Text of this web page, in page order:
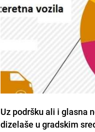
Uz podršku ali i glasna
dizelaše u gradskim